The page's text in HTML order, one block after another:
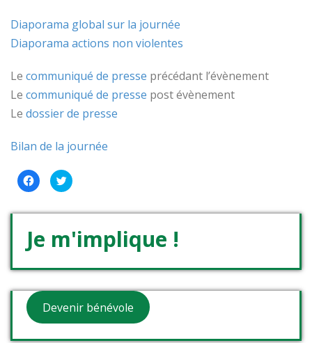
Diaporama global sur la journée
Diaporama actions non violentes
Le communiqué de presse précédant l’évènement
Le communiqué de presse post évènement
Le dossier de presse
Bilan de la journée
Cliquez
pour
partager
Facebook(ouvre
nouvelle
fenêtre)
Cliquez
pour
Twitter(ouvre
une
nouvelle
fenêtre)
Je m'implique !
Devenir bénévole